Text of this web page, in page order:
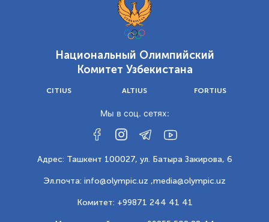
Национальный Олимпийский
Комитет Узбекистана
CITIUS ALTIUS FORTIUS
Мы в соц. сетях:
Адрес: Ташкент 100027, ул. Батыра Закирова, 6
Эл.почта: info@olympic.uz ,media@olympic.uz
Комитет: +99871 244 41 41